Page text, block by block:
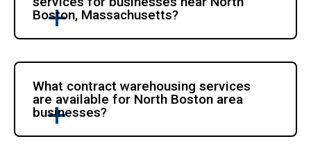
Boston, Massachusetts?
What contract warehousing services
are available for North Boston area
businesses?